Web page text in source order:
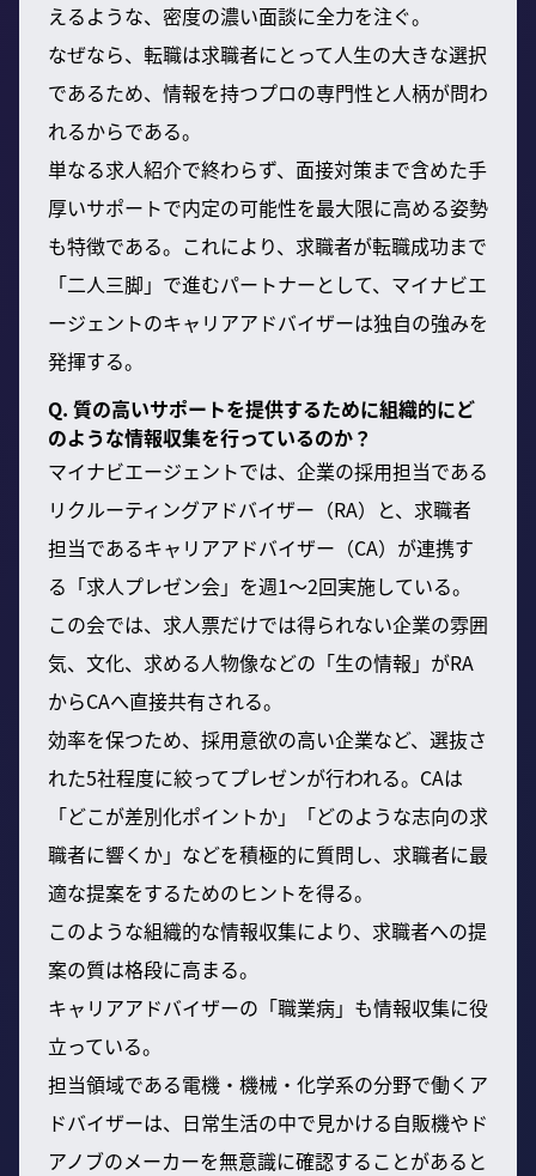
えるような、密度の濃い面談に全力を注ぐ。
なぜなら、転職は求職者にとって人生の大きな選択
であるため、情報を持つプロの専門性と人柄が問わ
れるからである。
単なる求人紹介で終わらず、面接対策まで含めた手
厚いサポートで内定の可能性を最大限に高める姿勢
も特徴である。これにより、求職者が転職成功まで
「二人三脚」で進むパートナーとして、マイナビエ
ージェントのキャリアアドバイザーは独自の強みを
発揮する。
Q. 質の高いサポートを提供するために組織的にど
のような情報収集を行っているのか？
マイナビエージェントでは、企業の採用担当である
リクルーティングアドバイザー（RA）と、求職者
担当であるキャリアアドバイザー（CA）が連携す
る「求人プレゼン会」を週1〜2回実施している。
この会では、求人票だけでは得られない企業の雰囲
気、文化、求める人物像などの「生の情報」がRA
からCAへ直接共有される。
効率を保つため、採用意欲の高い企業など、選抜さ
れた5社程度に絞ってプレゼンが行われる。CAは
「どこが差別化ポイントか」「どのような志向の求
職者に響くか」などを積極的に質問し、求職者に最
適な提案をするためのヒントを得る。
このような組織的な情報収集により、求職者への提
案の質は格段に高まる。
キャリアアドバイザーの「職業病」も情報収集に役
立っている。
担当領域である電機・機械・化学系の分野で働くア
ドバイザーは、日常生活の中で見かける自販機やド
アノブのメーカーを無意識に確認することがあると